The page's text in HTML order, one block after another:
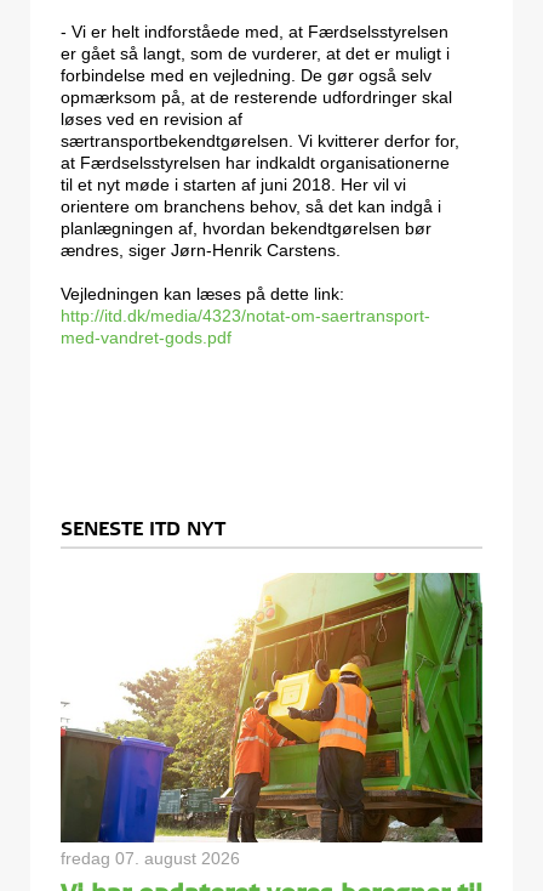
- Vi er helt indforståede med, at Færdselsstyrelsen
er gået så langt, som de vurderer, at det er muligt i
forbindelse med en vejledning. De gør også selv
opmærksom på, at de resterende udfordringer skal
løses ved en revision af
særtransportbekendtgørelsen. Vi kvitterer derfor for,
at Færdselsstyrelsen har indkaldt organisationerne
til et nyt møde i starten af juni 2018. Her vil vi
orientere om branchens behov, så det kan indgå i
planlægningen af, hvordan bekendtgørelsen bør
ændres, siger Jørn-Henrik Carstens.
Vejledningen kan læses på dette link:
http://itd.dk/media/4323/notat-om-saertransport-
med-vandret-gods.pdf
SENESTE ITD NYT
fredag 07. august 2026